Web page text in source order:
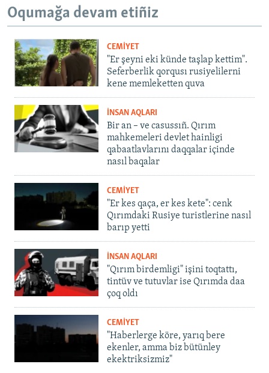
Oqumağa devam etiñiz
CEMİYET
"Er şeyni eki künde taşlap kettim".
Seferberlik qorqusı rusiyelilerni
kene memleketten quva
İNSAN AQLARI
Bir an – ve casussıñ. Qırım
mahkemeleri devlet hainligi
qabaatlavlarını daqqalar içinde
nasıl baqalar
CEMİYET
"Er kes qaça, er kes kete": cenk
Qırımdaki Rusiye turistlerine nasıl
barıp yetti
İNSAN AQLARI
"Qırım birdemligi" işini toqtattı,
tintüv ve tutuvlar ise Qırımda daa
çoq oldı
CEMİYET
"Haberlerge köre, yarıq bere
ekenler, amma biz bütünley
ekektriksizmiz"